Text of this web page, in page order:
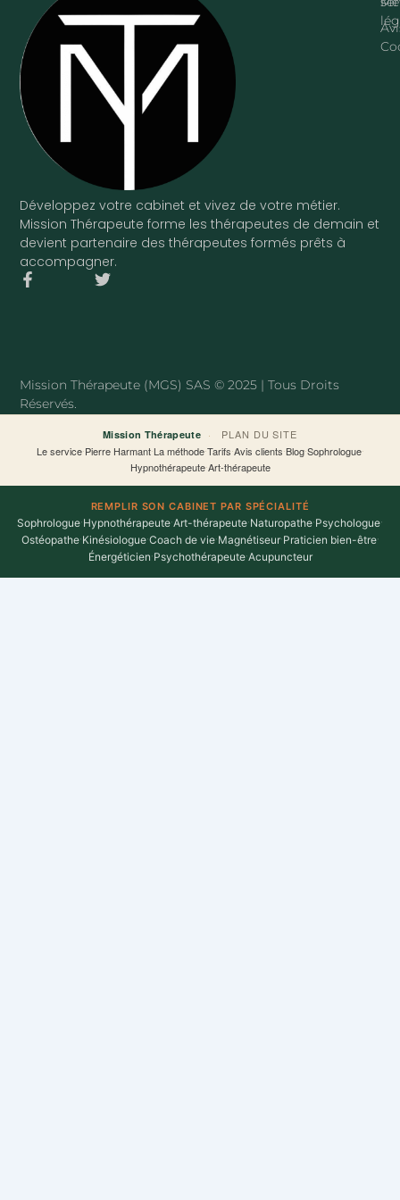
Développez votre cabinet et vivez de votre métier.
Mission Thérapeute forme les thérapeutes de demain et
devient partenaire des thérapeutes formés prêts à
accompagner.
F
k
-
T
Mission Thérapeute (MGS) SAS © 2025 | Tous Droits
Réservés.
Mission Thérapeute ·
PLAN DU SITE
Le service·Pierre Harmant·La méthode·Tarifs·Avis clients·Blog·Sophrologue·
Hypnothérapeute·Art-thérapeute
REMPLIR SON CABINET PAR SPÉCIALITÉ
Sophrologue·Hypnothérapeute·Art-thérapeute·Naturopathe·Psychologue·
Ostéopathe·Kinésiologue·Coach de vie·Magnétiseur·Praticien bien-être·
Énergéticien·Psychothérapeute·Acupuncteur